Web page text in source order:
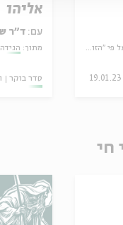
"הזוהר"
19.01.23
אליהו
עם: ד"ר
מתוך:
סדר בוקר
חי